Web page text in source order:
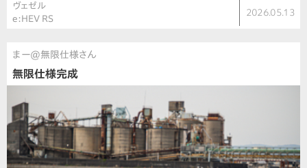
ヴェゼル
e:HEV RS
2026.05.13
まー@無限仕様さん
無限仕様完成